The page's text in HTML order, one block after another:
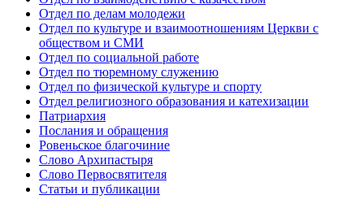
Отдел по делам молодежи
Отдел по культуре и взаимоотношениям Церкви с
обществом и СМИ
Отдел по социальной работе
Отдел по тюремному служению
Отдел по физической культуре и спорту
Отдел религиозного образования и катехизации
Патриархия
Послания и обращения
Ровеньское благочиние
Слово Архипастыря
Слово Первосвятителя
Статьи и публикации